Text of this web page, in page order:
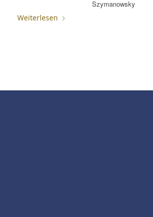
Szymanowsky
Weiterlesen